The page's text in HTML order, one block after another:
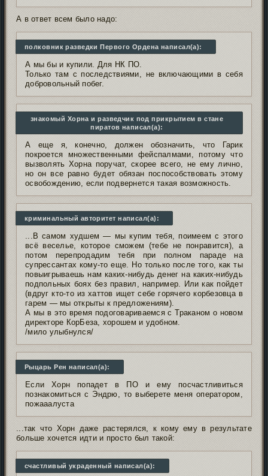
А в ответ всем было надо:
полковник разведки Первого Ордена написал(а):
А мы бы и купили. Для НК ПО.
Только там с последствиями, не включающими в себя
добровольный побег.
знакомый Хорна и разведчик под прикрытием в стане
пиратов написал(а):
А еще я, конечно, должен обозначить, что Гарик
покроется множественными фейспалмами, потому что
вызволять Хорна поручат, скорее всего, не ему лично,
но он все равно будет обязан поспособствовать этому
освобождению, если подвернется такая возможность.
криминальный авторитет написал(а):
...В самом худшем — мы купим тебя, поимеем с этого
всё веселье, которое сможем (тебе не понравится), а
потом перепродадим тебя при полном параде на
супрессантах кому-то еще. Но только после того, как ты
повыигрываешь нам каких-нибудь денег на каких-нибудь
подпольных боях без правил, например. Или как пойдет
(вдруг кто-то из хаттов ищет себе горячего корбезовца в
гарем — мы открыты к предложениям).
А мы в это время подоговариваемся с Траканом о новом
директоре КорБеза, хорошем и удобном.
/мило улыбнулся/
Рыцарь Рен написал(а):
Если Хорн попадет в ПО и ему посчастливиться
познакомиться с Эндрю, то выберете меня оператором,
пожааалуста
...так что Хорн даже растерялся, к кому ему в результате
больше хочется идти и просто был такой:
счастливый украденный написал(а):